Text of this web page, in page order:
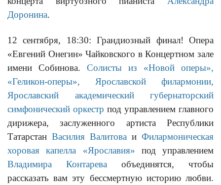
Доронина.
12 сентября, 18:30: Грандиозный финал! Опера
«Евгений Онегин» Чайковского в Концертном зале
имени Собинова. Солисты из «Новой оперы»,
«Геликон-оперы», Ярославской филармонии,
Ярославский академический губернаторский
симфонический оркестр под управлением главного
дирижера, заслуженного артиста Республики
Татарстан Василия Валитова и Филармоническая
хоровая капелла «Ярославия» под управлением
Владимира Контарева объединятся, чтобы
рассказать вам эту бессмертную историю любви.